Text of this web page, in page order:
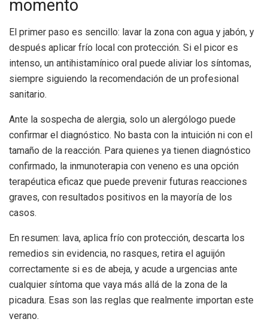
momento
El primer paso es sencillo: lavar la zona con agua y jabón, y
después aplicar frío local con protección. Si el picor es
intenso, un antihistamínico oral puede aliviar los síntomas,
siempre siguiendo la recomendación de un profesional
sanitario.
Ante la sospecha de alergia, solo un alergólogo puede
confirmar el diagnóstico. No basta con la intuición ni con el
tamaño de la reacción. Para quienes ya tienen diagnóstico
confirmado, la inmunoterapia con veneno es una opción
terapéutica eficaz que puede prevenir futuras reacciones
graves, con resultados positivos en la mayoría de los
casos.
En resumen: lava, aplica frío con protección, descarta los
remedios sin evidencia, no rasques, retira el aguijón
correctamente si es de abeja, y acude a urgencias ante
cualquier síntoma que vaya más allá de la zona de la
picadura. Esas son las reglas que realmente importan este
verano.